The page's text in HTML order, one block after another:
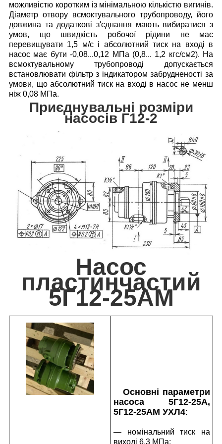
можливістю коротким із мінімальною кількістю вигинів.
Діаметр отвору всмоктувального трубопроводу, його
довжина та додаткові з'єднання мають вибиратися з
умов, що швидкість робочої рідини не має
перевищувати 1,5 м/с і абсолютний тиск на вході в
насос має бути -0,08...0,12 МПа (0,8... 1,2 кгс/см2). На
всмоктувальному трубопроводі допускається
встановлювати фільтр з індикатором забрудненості за
умови, що абсолютний тиск на вході в насос не менш
ніж 0,08 МПа.
Приєднувальні розміри
насосів Г12-2
Насос
пластинчастий
5Г12-25АМ
Основні параметри
насоса 5Г12-25А,
5Г12-25АМ УХЛ4:
— номінальний тиск на
виході 6,3 МПа;